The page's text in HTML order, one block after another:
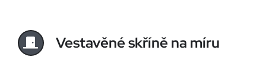
Vestavěné skříně na míru